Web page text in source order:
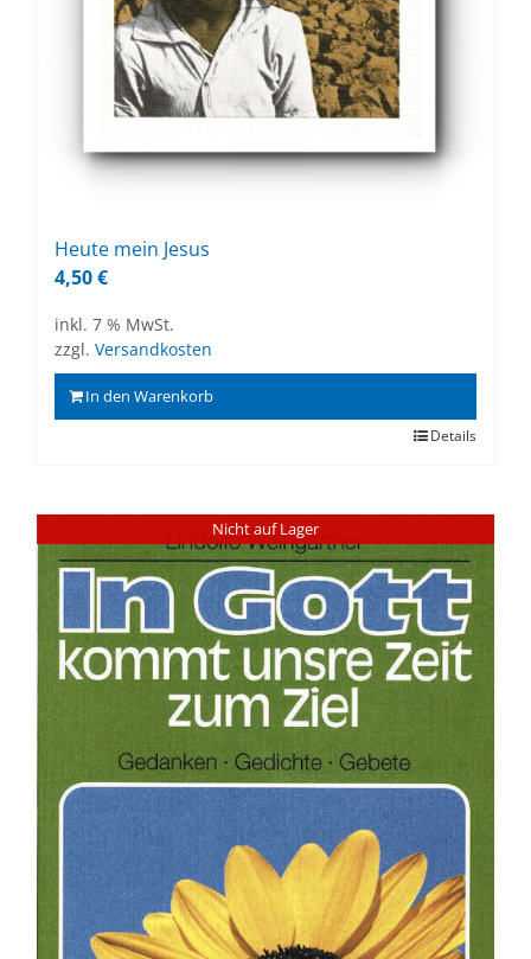
Heu­te mein Je­sus
4,50€
inkl. 7 % MwSt.
zzgl. Versandkosten
In den Warenkorb
Details
Nicht auf Lager